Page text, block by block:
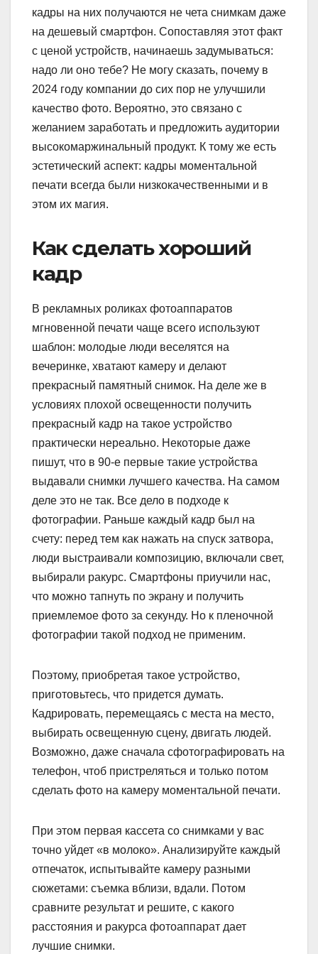
кадры на них получаются не чета снимкам даже
на дешевый смартфон. Сопоставляя этот факт
с ценой устройств, начинаешь задумываться:
надо ли оно тебе? Не могу сказать, почему в
2024 году компании до сих пор не улучшили
качество фото. Вероятно, это связано с
желанием заработать и предложить аудитории
высокомаржинальный продукт. К тому же есть
эстетический аспект: кадры моментальной
печати всегда были низкокачественными и в
этом их магия.
Как сделать хороший
кадр
В рекламных роликах фотоаппаратов
мгновенной печати чаще всего используют
шаблон: молодые люди веселятся на
вечеринке, хватают камеру и делают
прекрасный памятный снимок. На деле же в
условиях плохой освещенности получить
прекрасный кадр на такое устройство
практически нереально. Некоторые даже
пишут, что в 90-е первые такие устройства
выдавали снимки лучшего качества. На самом
деле это не так. Все дело в подходе к
фотографии. Раньше каждый кадр был на
счету: перед тем как нажать на спуск затвора,
люди выстраивали композицию, включали свет,
выбирали ракурс. Смартфоны приучили нас,
что можно тапнуть по экрану и получить
приемлемое фото за секунду. Но к пленочной
фотографии такой подход не применим.
Поэтому, приобретая такое устройство,
приготовьтесь, что придется думать.
Кадрировать, перемещаясь с места на место,
выбирать освещенную сцену, двигать людей.
Возможно, даже сначала сфотографировать на
телефон, чтоб пристреляться и только потом
сделать фото на камеру моментальной печати.
При этом первая кассета со снимками у вас
точно уйдет «в молоко». Анализируйте каждый
отпечаток, испытывайте камеру разными
сюжетами: съемка вблизи, вдали. Потом
сравните результат и решите, с какого
расстояния и ракурса фотоаппарат дает
лучшие снимки.